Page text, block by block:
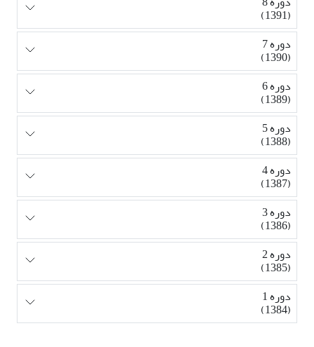
(1391)
دوره 7
(1390)
دوره 6
(1389)
دوره 5
(1388)
دوره 4
(1387)
دوره 3
(1386)
دوره 2
(1385)
دوره 1
(1384)